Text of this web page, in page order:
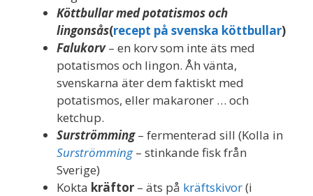
Köttbullar med potatismos och
lingonsås(recept på svenska köttbullar)
Falukorv– en korv som inte äts med
potatismos och lingon. Åh vänta,
svenskarna äter dem faktiskt med
potatismos, eller makaroner … och
ketchup.
Surströmming– fermenterad sill (Kolla in
Surströmming– stinkande fisk från
Sverige)
Kokta kräftor – äts på kräftskivor(i